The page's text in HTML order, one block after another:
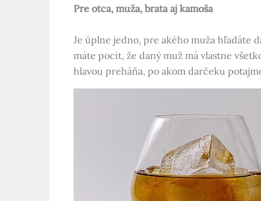
Pre otca, muža, brata aj kamoša
Je úplne jedno, pre akého muža hľadáte
máte pocit, že daný muž má vlastne
hlavou preháňa, po akom darčeku